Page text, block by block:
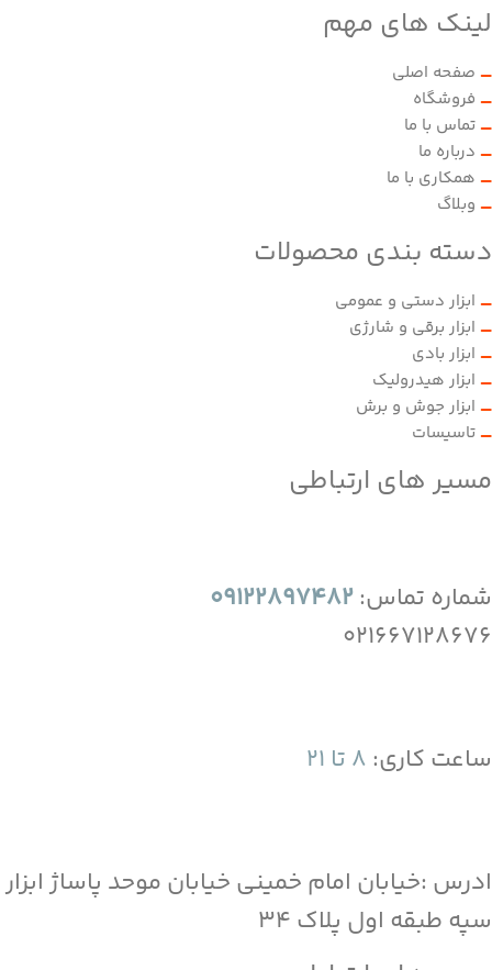
لینک های مهم
صفحه اصلی
فروشگاه
تماس با ما
درباره ما
همکاری با ما
وبلاگ
دسته بندی محصولات
ابزار دستی و عمومی
ابزار برقی و شارژی
ابزار بادی
ابزار هیدرولیک
ابزار جوش و برش
تاسیسات
مسیر های ارتباطی
شماره تماس:09122897482
021667128676
ساعت کاری: 8 تا 21
ادرس :خیابان امام خمینی خیابان موحد پاساژ ابزار
سپه طبقه اول پلاک 34